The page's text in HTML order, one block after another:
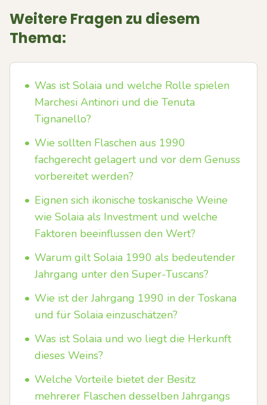
Weitere Fragen zu diesem
Thema:
• Was ist Solaia und welche Rolle spielen
Marchesi Antinori und die Tenuta
Tignanello?
• Wie sollten Flaschen aus 1990
fachgerecht gelagert und vor dem Genuss
vorbereitet werden?
• Eignen sich ikonische toskanische Weine
wie Solaia als Investment und welche
Faktoren beeinflussen den Wert?
• Warum gilt Solaia 1990 als bedeutender
Jahrgang unter den Super-Tuscans?
• Wie ist der Jahrgang 1990 in der Toskana
und für Solaia einzuschätzen?
• Was ist Solaia und wo liegt die Herkunft
dieses Weins?
• Welche Vorteile bietet der Besitz
mehrerer Flaschen desselben Jahrgangs